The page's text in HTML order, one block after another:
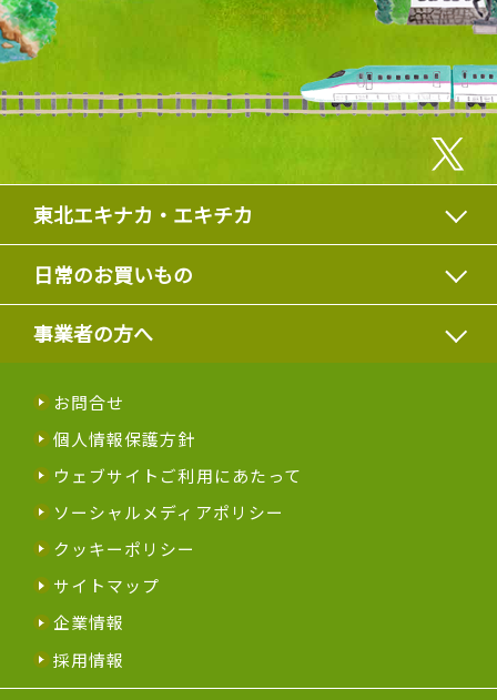
東北エキナカ・エキチカ
日常のお買いもの
事業者の方へ
お問合せ
個人情報保護方針
ウェブサイトご利用にあたって
ソーシャルメディアポリシー
クッキーポリシー
サイトマップ
企業情報
採用情報